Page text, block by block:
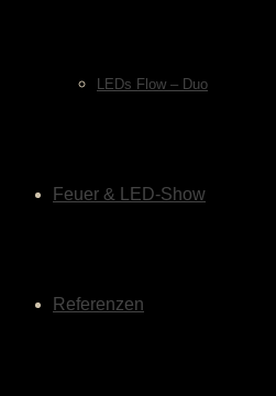
LEDs Flow – Duo
Feuer & LED-Show
Referenzen